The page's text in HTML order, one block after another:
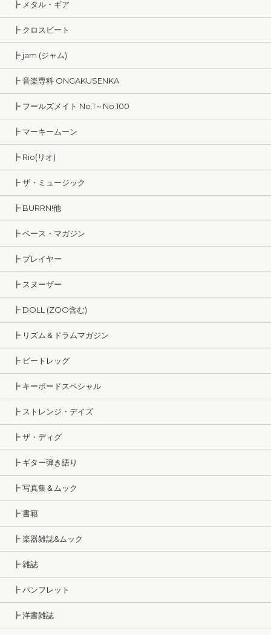
┣ メタル・ギア
┣ クロスビート
┣ jam (ジャム)
┣ 音楽専科 ONGAKUSENKA
┣ フールズメイト No.1～No.100
┣ マーキームーン
┣ Rio(リオ)
┣ ザ・ミュージック
┣ BURRN!他
┣ ベース・マガジン
┣ プレイヤー
┣ スヌーザー
┣ DOLL (ZOO含む)
┣ リズム＆ドラムマガジン
┣ ビートレッグ
┣ キーボードスペシャル
┣ ストレンジ・デイズ
┣ ザ・ディグ
┣ ギター弾き語り
┣ 写真集＆ムック
┣ 書籍
┣ 楽器雑誌&ムック
┣ 雑誌
┣ パンフレット
┣ 洋書雑誌